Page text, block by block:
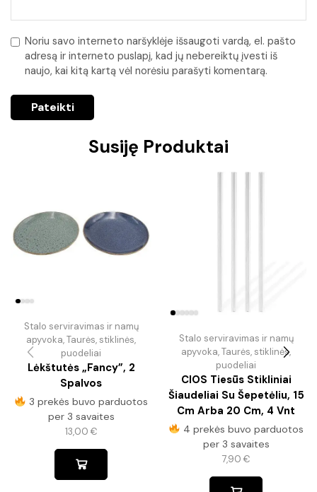
Noriu savo interneto naršyklėje išsaugoti vardą, el. pašto
adresą ir interneto puslapį, kad jų nebereiktų įvesti iš
naujo, kai kitą kartą vėl norėsiu parašyti komentarą.
Susiję Produktai
Stalo serviravimas ir namų
apyvoka,Taurės, stiklinės,
puodeliai
Lėkštutės „Fancy”, 2
Spalvos
3 prekės buvo parduotos
per 3 savaites
13,00 €
Stalo serviravimas ir namų
apyvoka,Taurės, stiklinės,
puodeliai
CIOS Tiesūs Stikliniai
Šiaudeliai Su Šepetėliu, 15
Cm Arba 20 Cm, 4 Vnt
4 prekės buvo parduotos
per 3 savaites
7,90 €